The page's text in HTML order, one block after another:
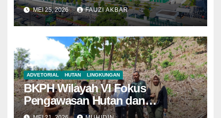
Tegaskan Semua Sesuai
Prosedur
MEI 25, 2026 FAUZI AKBAR
ADVETORIAL HUTAN LINGKUNGAN
BKPH Wilayah VI Fokus
Pengawasan Hutan dan
Pemantauan Demplot di KH Riwo